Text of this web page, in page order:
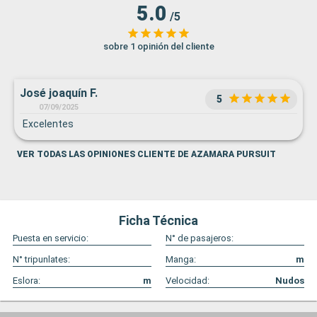
5.0 /5
sobre 1 opinión del cliente
José joaquín F.
07/09/2025
5
Excelentes
VER TODAS LAS OPINIONES CLIENTE DE AZAMARA PURSUIT
Ficha Técnica
Puesta en servicio:
N° de pasajeros:
N° tripunlates:
Manga:
m
Eslora:
m Velocidad: Nudos